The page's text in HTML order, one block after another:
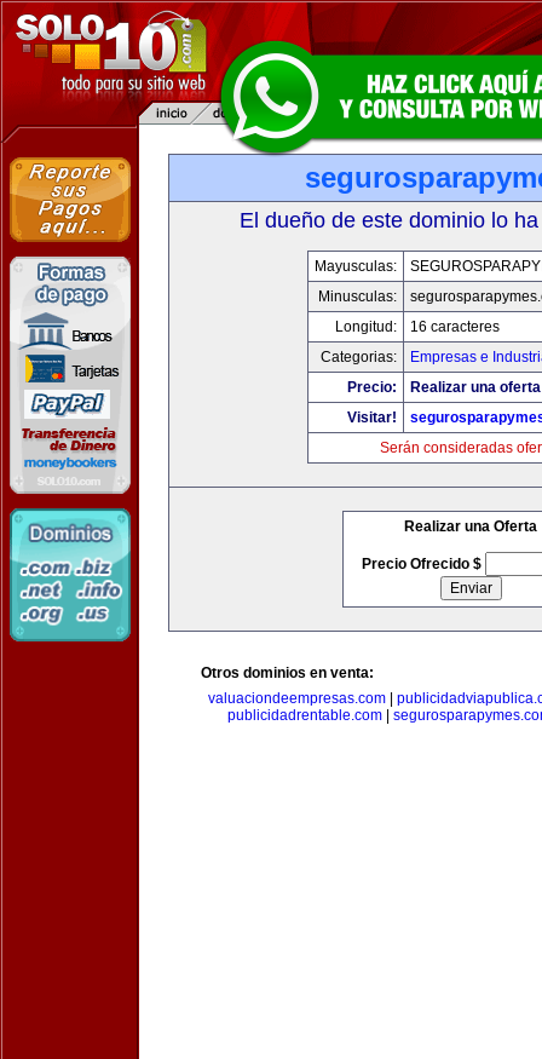
El dueño de este dominio lo
Mayusculas:
Minusculas:
Longitud:
16 caracteres
Categorias:
Empresas e
Precio:
Realizar una
Visitar!
Serán consideradas
Realizar una Oferta
Precio Ofrecido $
Otros dominios en venta:
valuaciondeempresas.com|
publicidadrentable.com